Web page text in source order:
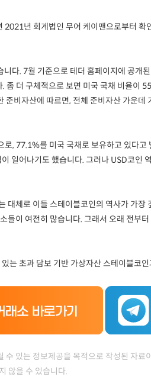
년 회계법인 무어 케이맨으로부터
다. 7월 기준으로 테더 홈페이지에 공
더 구체적으로 보면 미국 국채 비율이
비자산에 따르면, 전체 준비자산 가운
, 77.1%를 미국 국채로 보유하고 있다
일어나기도 했습니다. 그러나 USD코인
체로 이들 스테이블코인의 역사가 가
이 여전히 많습니다. 그래서 오래 전
는 초과 담보 기반 가상자산 스테이블코
있는 정보제공을 목적으로 작성된 자료
않을 수 있습니다.